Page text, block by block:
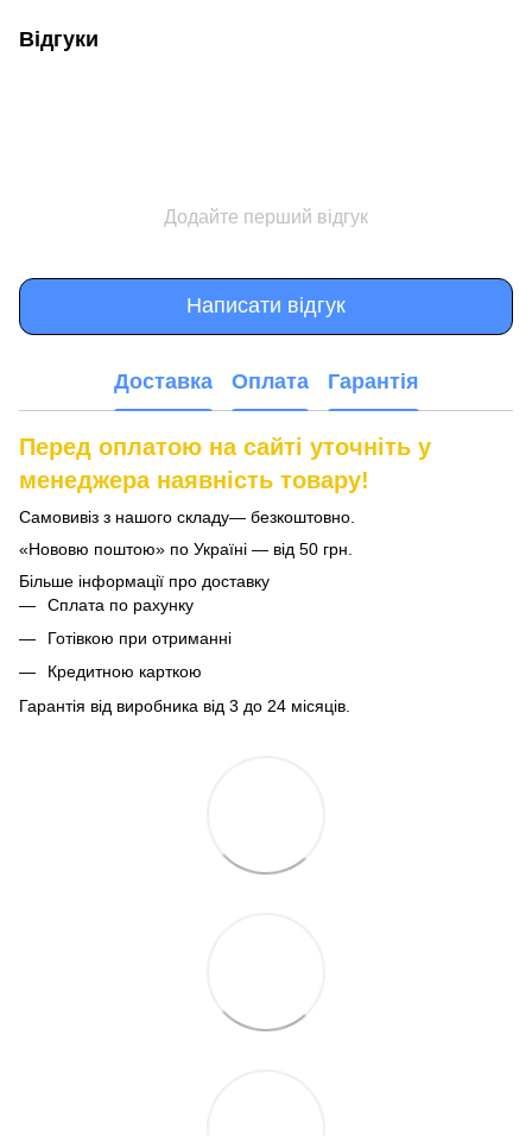
Відгуки
Додайте перший відгук
Написати відгук
Доставка Оплата Гарантія
Перед оплатою на сайті уточніть у
менеджера наявність товару!
Самовивіз з нашого складу— безкоштовно.
«Нововю поштою» по Україні — від 50 грн.
Більше інформації про доставку
Сплата по рахунку
Готівкою при отриманні
Кредитною карткою
Гарантія від виробника від 3 до 24 місяців.